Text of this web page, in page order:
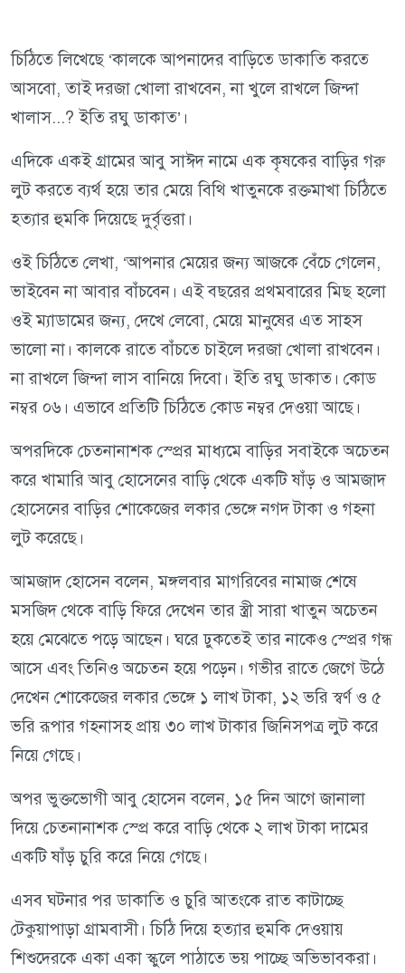
চিঠিতে লিখেছে ‘কালকে আপনাদের বাড়িতে ডাকাতি করতে
আসবো, তাই দরজা খোলা রাখবেন, না খুলে রাখলে জিন্দা
খালাস...? ইতি রঘু ডাকাত’।
এদিকে একই গ্রামের আবু সাঈদ নামে এক কৃষকের বাড়ির গরু
লুট করতে ব্যর্থ হয়ে তার মেয়ে বিথি খাতুনকে রক্তমাখা চিঠিতে
হত্যার হুমকি দিয়েছে দুর্বৃত্তরা।
ওই চিঠিতে লেখা, ‘আপনার মেয়ের জন্য আজকে বেঁচে গেলেন,
ভাইবেন না আবার বাঁচবেন। এই বছরের প্রথমবারের মিছ হলো
ওই ম্যাডামের জন্য, দেখে লেবো, মেয়ে মানুষের এত সাহস
ভালো না। কালকে রাতে বাঁচতে চাইলে দরজা খোলা রাখবেন।
না রাখলে জিন্দা লাস বানিয়ে দিবো। ইতি রঘু ডাকাত। কোড
নম্বর ০৬। এভাবে প্রতিটি চিঠিতে কোড নম্বর দেওয়া আছে।
অপরদিকে চেতনানাশক স্প্রের মাধ্যমে বাড়ির সবাইকে অচেতন
করে খামারি আবু হোসেনের বাড়ি থেকে একটি ষাঁড় ও আমজাদ
হোসেনের বাড়ির শোকেজের লকার ভেঙ্গে নগদ টাকা ও গহনা
লুট করেছে।
আমজাদ হোসেন বলেন, মঙ্গলবার মাগরিবের নামাজ শেষে
মসজিদ থেকে বাড়ি ফিরে দেখেন তার স্ত্রী সারা খাতুন অচেতন
হয়ে মেঝেতে পড়ে আছেন। ঘরে ঢুকতেই তার নাকেও স্প্রের গন্ধ
আসে এবং তিনিও অচেতন হয়ে পড়েন। গভীর রাতে জেগে উঠে
দেখেন শোকেজের লকার ভেঙ্গে ১ লাখ টাকা, ১২ ভরি স্বর্ণ ও ৫
ভরি রূপার গহনাসহ প্রায় ৩০ লাখ টাকার জিনিসপত্র লুট করে
নিয়ে গেছে।
অপর ভুক্তভোগী আবু হোসেন বলেন, ১৫ দিন আগে জানালা
দিয়ে চেতনানাশক স্প্রে করে বাড়ি থেকে ২ লাখ টাকা দামের
একটি ষাঁড় চুরি করে নিয়ে গেছে।
এসব ঘটনার পর ডাকাতি ও চুরি আতংকে রাত কাটাচ্ছে
টেকুয়াপাড়া গ্রামবাসী। চিঠি দিয়ে হত্যার হুমকি দেওয়ায়
শিশুদেরকে একা একা স্কুলে পাঠাতে ভয় পাচ্ছে অভিভাবকরা।